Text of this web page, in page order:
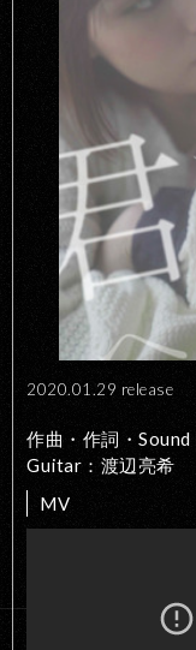
2020.01.29 release
作曲・作詞・
Guitar：渡辺亮希
MV